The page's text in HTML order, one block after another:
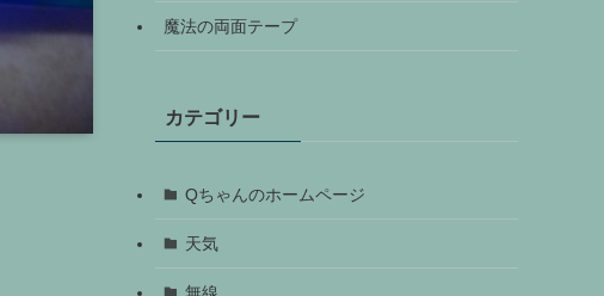
魔法の両面テープ
カテゴリー
Qちゃんのホームページ
天気